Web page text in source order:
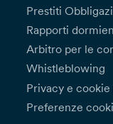
Prestiti
Rapporti
Arbitro per le
Whistleblowing
Privacy e
Preferenze